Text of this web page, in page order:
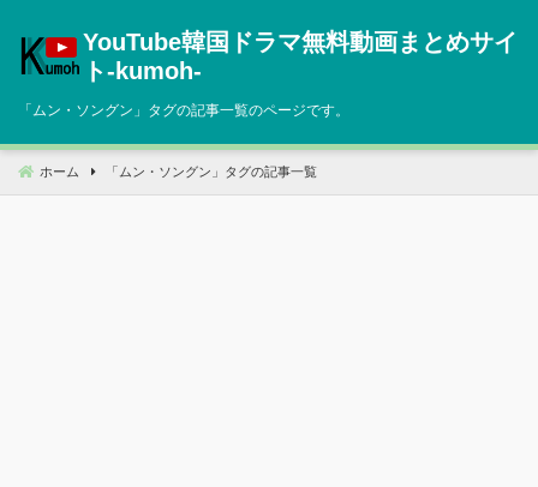
へ
動
YouTube韓国ドラマ無料動画まとめサイ
ト‐kumoh‐
「 ムン・ソングン 」タグの記事一覧のページです。
ホーム 「 ムン・ソングン 」タグの記事一覧